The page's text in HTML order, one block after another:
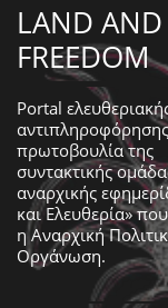
LAND AND
FREEDOM
Portal
πρωτοβουλία της
συντακτικής
αναρχικής
και Ελευθερία»
ηΑναρχική
Οργάνωση.